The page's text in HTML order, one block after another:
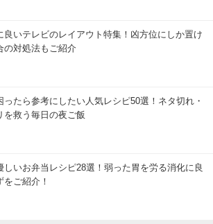
良いテレビのレイアウト特集！凶方位にしか置け
の対処法もご紹介
ったら参考にしたい人気レシピ50選！ネタ切れ・
を救う毎日の夜ご飯
しいお弁当レシピ28選！弱った胃を労る消化に良
をご紹介！